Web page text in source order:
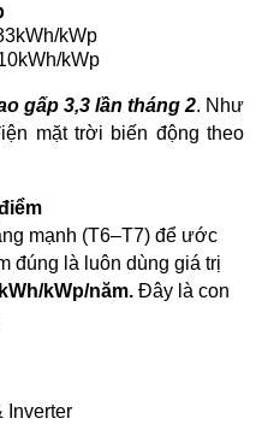
kWp
kWp
gấp 3,3 lần tháng 2. Như
mặt trời biến động theo
mạnh (T6–T7) để ước
đúng là luôn dùng giá trị
kWp/năm. Đây là con
Inverter